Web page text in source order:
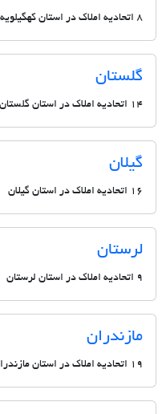
8 اتحادیه املاک در استان کهگیلویه و بویراحمد
گلستان
14 اتحادیه املاک در استان گلستان
گیلان
16 اتحادیه املاک در استان گیلان
لرستان
9 اتحادیه املاک در استان لرستان
مازندران
19 اتحادیه املاک در استان مازندران